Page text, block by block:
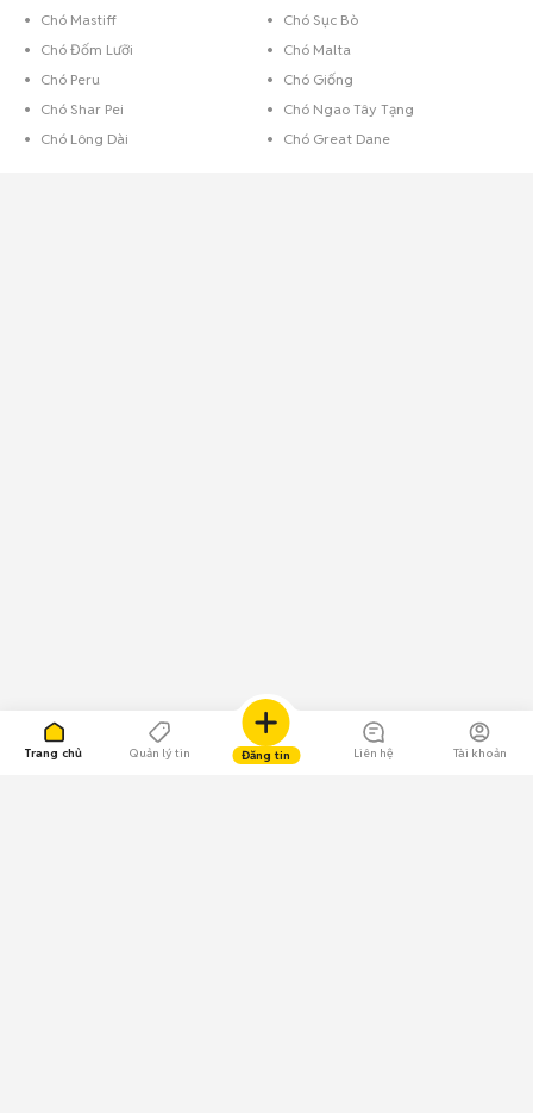
Trang chủ Quản lý tin Đăng tin Liên hệ Tài khoản
Chó Mastiff
Chó Sục Bò
Chó Đốm Lưỡi
Chó Malta
Chó Peru
Chó Giống
Chó Shar Pei
Chó Ngao Tây Tạng
Chó Lông Dài
Chó Great Dane